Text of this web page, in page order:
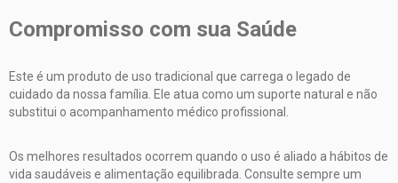
Compromisso com sua Saúde
Este é um produto de uso tradicional que carrega o legado de
cuidado da nossa família. Ele atua como um suporte natural e não
substitui o acompanhamento médico profissional.
Os melhores resultados ocorrem quando o uso é aliado a hábitos de
vida saudáveis e alimentação equilibrada. Consulte sempre um